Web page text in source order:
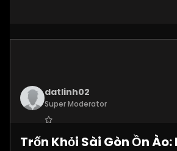
datlinh02
Super Moderator
Posts: 7876
Trốn Khỏi Sài Gòn Ồn Ào: